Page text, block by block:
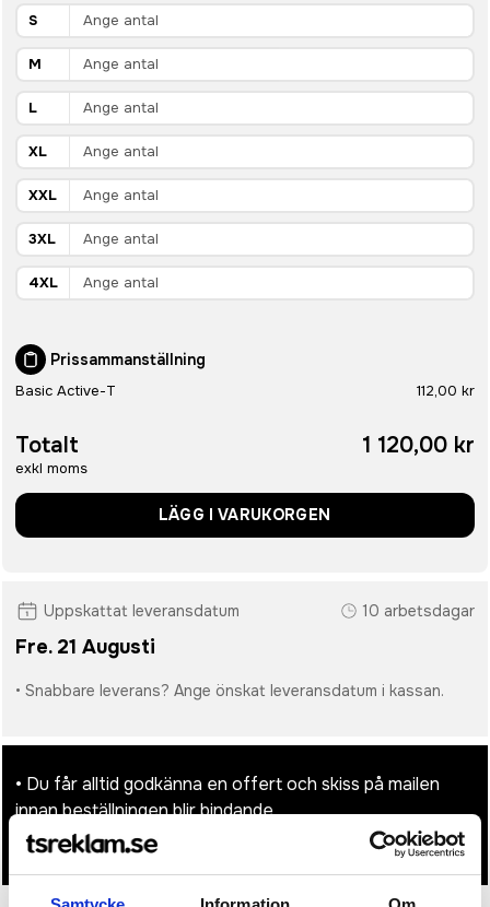
S
M
L
XL
XXL
3XL
4XL
Prissammanställning
Basic Active-T 112,00 kr
Totalt
exkl moms
1 120,00 kr
LÄGG I VARUKORGEN
Uppskattat leveransdatum 10 arbetsdagar
Fre. 21 Augusti
• Snabbare leverans? Ange önskat leveransdatum i kassan.
• Du får alltid godkänna en offert och skiss på mailen
innan beställningen blir bindande.
• Tryckfil/er logo laddas upp i kassan.